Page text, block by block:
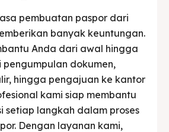
pembuatan paspor dari
banyak keuntungan.
Anda dari awal hingga
pengumpulan dokumen,
hingga pengajuan ke kantor
kami siap membantu
setiap langkah dalam proses
Dengan layanan kami,